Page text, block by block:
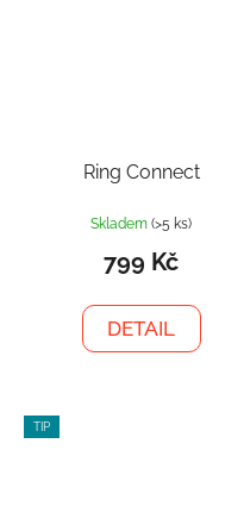
Ring Connect
Skladem(>5 ks)
799 Kč
DETAIL
TIP